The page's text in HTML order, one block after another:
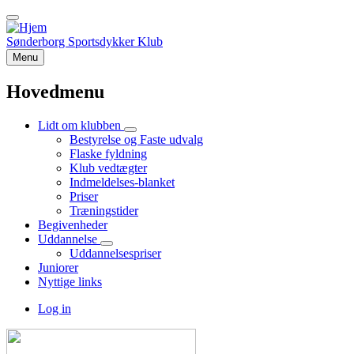
Skip
to
main
content
Sønderborg Sportsdykker Klub
Menu
Hovedmenu
Lidt om klubben
Lidt
om
klubben
sub-
navigation
Bestyrelse og Faste udvalg
Flaske fyldning
Klub vedtægter
Indmeldelses-blanket
Priser
Træningstider
Begivenheder
Uddannelse
Uddannelse
sub-
Uddannelsespriser
Juniorer
Nyttige links
User
account
Log in